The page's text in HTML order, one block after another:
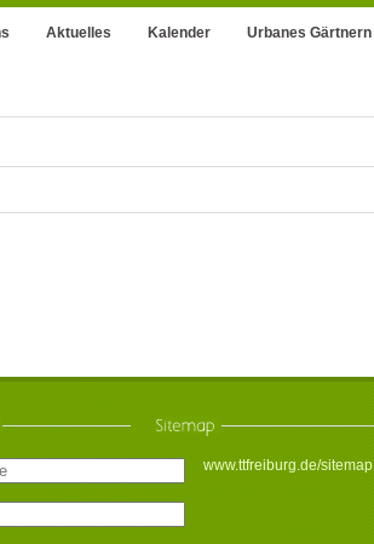
Aktuelles Kalender Urbanes Gärtnern
www.ttfreiburg.de/sitemap